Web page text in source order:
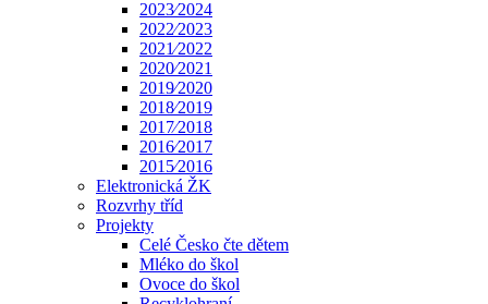
2023⁄2024
2022⁄2023
2021⁄2022
2020⁄2021
2019⁄2020
2018⁄2019
2017⁄2018
2016⁄2017
2015⁄2016
Elektronická ŽK
Rozvrhy tříd
Projekty
Celé Česko čte dětem
Mléko do škol
Ovoce do škol